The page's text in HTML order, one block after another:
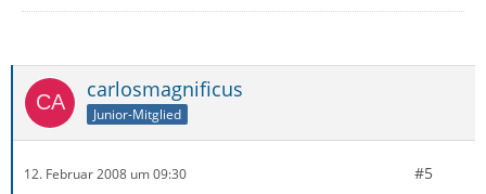
carlosmagnificus
Junior-Mitglied
12. Februar 2008 um 09:30 #5